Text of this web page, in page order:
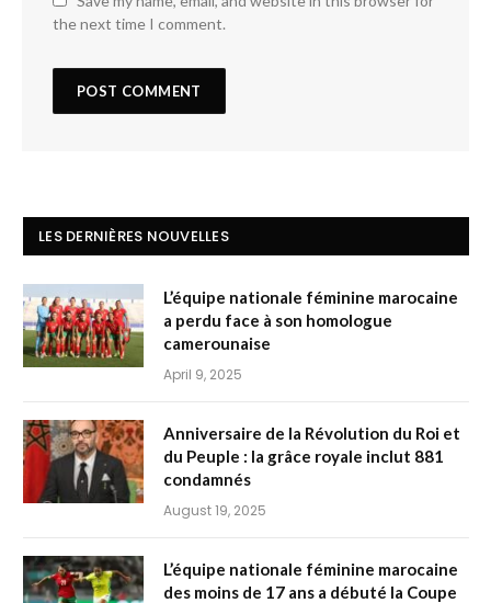
the next time I comment.
LES DERNIÈRES NOUVELLES
L’équipe nationale féminine marocaine
a perdu face à son homologue
camerounaise
April 9, 2025
Anniversaire de la Révolution du Roi et
du Peuple : la grâce royale inclut 881
condamnés
August 19, 2025
L’équipe nationale féminine marocaine
des moins de 17 ans a débuté la Coupe